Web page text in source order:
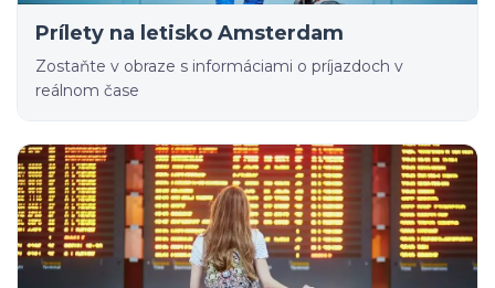
Prílety na letisko Amsterdam
Zostaňte v obraze s informáciami o príjazdoch v
reálnom čase